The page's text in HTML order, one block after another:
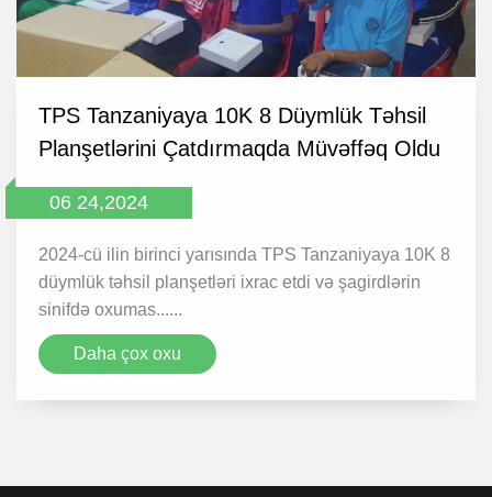
TPS Tanzaniyaya 10K 8 Düymlük Təhsil
Planşetlərini Çatdırmaqda Müvəffəq Oldu
06 24,2024
2024-cü ilin birinci yarısında TPS Tanzaniyaya 10K 8
düymlük təhsil planşetləri ixrac etdi və şagirdlərin
sinifdə oxumas......
Daha çox oxu